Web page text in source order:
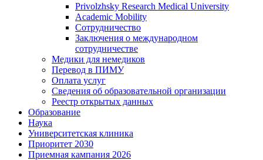
Privolzhsky Research Medical University
Academic Mobility
Сотрудничество
Заключения о международном
сотрудничестве
Медики для немедиков
Перевод в ПИМУ
Оплата услуг
Сведения об образовательной организации
Реестр открытых данных
Образование
Наука
Университетская клиника
Приоритет 2030
Приемная кампания 2026